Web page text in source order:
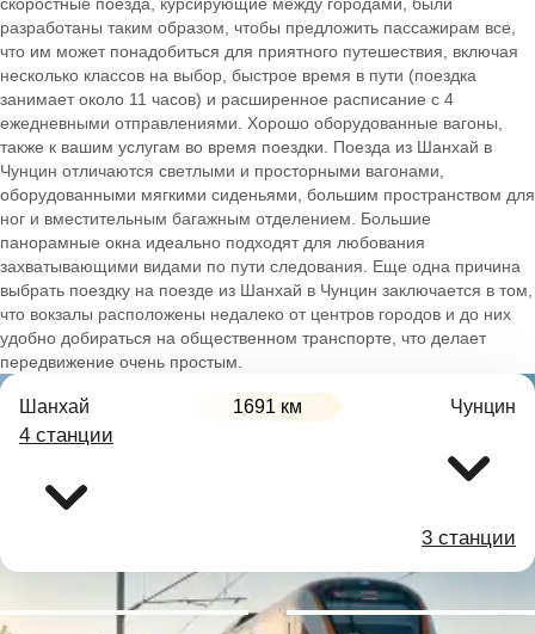
разработаны таким образом, чтобы предложить пассажирам все,
что им может понадобиться для приятного путешествия, включая
несколько классов на выбор, быстрое время в пути (поездка
занимает около 11 часов) и расширенное расписание с 4
ежедневными отправлениями. Хорошо оборудованные вагоны,
также к вашим услугам во время поездки. Поезда из Шанхай в
Чунцин отличаются светлыми и просторными вагонами,
оборудованными мягкими сиденьями, большим пространством для
ног и вместительным багажным отделением. Большие
панорамные окна идеально подходят для любования
захватывающими видами по пути следования. Еще одна причина
выбрать поездку на поезде из Шанхай в Чунцин заключается в том,
что вокзалы расположены недалеко от центров городов и до них
удобно добираться на общественном транспорте, что делает
передвижение очень простым.
Шанхай 1691 км Чунцин
4 станции
3 станции